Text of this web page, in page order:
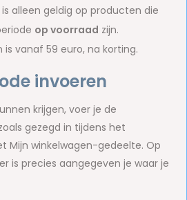
alleen geldig op producten die
op voorraad zijn.
is vanaf 59 euro, na korting.
invoeren
krijgen, voer je de
gezegd in tijdens het
Mijn winkelwagen-gedeelte. Op
is precies aangegeven je waar je